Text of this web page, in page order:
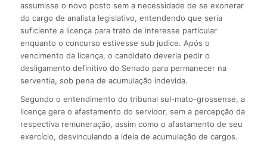
assumisse o novo posto sem a necessidade de se exonerar
do cargo de analista legislativo, entendendo que seria
suficiente a licença para trato de interesse particular
enquanto o concurso estivesse sub judice. Após o
vencimento da licença, o candidato deveria pedir o
desligamento definitivo do Senado para permanecer na
serventia, sob pena de acumulação indevida.
Segundo o entendimento do tribunal sul-mato-grossense, a
licença gera o afastamento do servidor, sem a percepção da
respectiva remuneração, assim como o afastamento de seu
exercício, desvinculando a ideia de acumulação de cargos.